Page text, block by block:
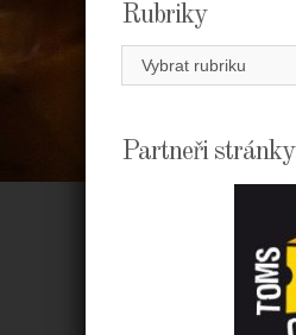
Rubriky
Rubriky
Partneři stránky